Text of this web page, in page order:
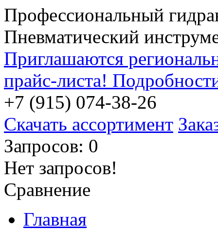
Профессиональный
Пневматический
Приглашаются
прайс-листа!
+7 (915) 074-38-26
Скачать ассортимент
Запросов: 0
Нет запросов!
Сравнение
Главная